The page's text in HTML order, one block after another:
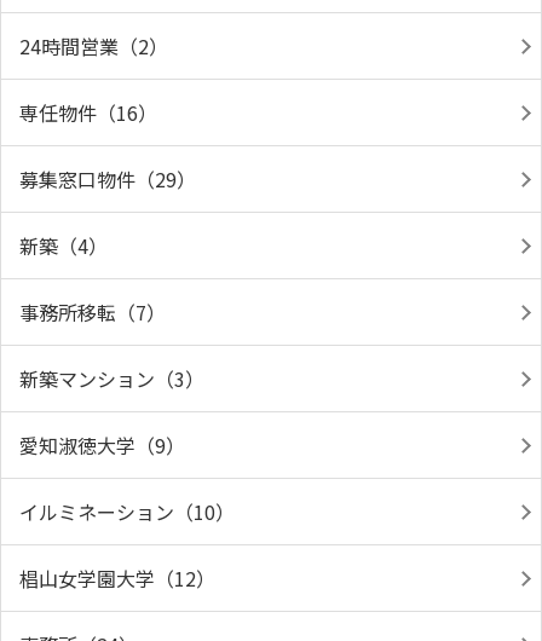
24時間営業（2）
専任物件（16）
募集窓口物件（29）
新築（4）
事務所移転（7）
新築マンション（3）
愛知淑徳大学（9）
イルミネーション（10）
椙山女学園大学（12）